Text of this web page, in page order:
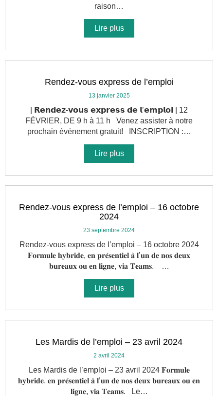
raison…
Lire plus
Rendez-vous express de l’emploi
13 janvier 2025
| 𝗥𝗲𝗻𝗱𝗲𝘇-𝘃𝗼𝘂𝘀 𝗲𝘅𝗽𝗿𝗲𝘀𝘀 𝗱𝗲 𝗹’𝗲𝗺𝗽𝗹𝗼𝗶 | 12
FÉVRIER, DE 9 h à 11 h Venez assister à notre
prochain événement gratuit! INSCRIPTION :…
Lire plus
Rendez-vous express de l’emploi – 16 octobre
2024
23 septembre 2024
Rendez-vous express de l’emploi – 16 octobre 2024
𝐅𝐨𝐫𝐦𝐮𝐥𝐞 𝐡𝐲𝐛𝐫𝐢𝐝𝐞, 𝐞𝐧 𝐩𝐫𝐞́𝐬𝐞𝐧𝐭𝐢𝐞𝐥 𝐚̀ 𝐥’𝐮𝐧 𝐝𝐞 𝐧𝐨𝐬 𝐝𝐞𝐮𝐱
𝐛𝐮𝐫𝐞𝐚𝐮𝐱 𝐨𝐮 𝐞𝐧 𝐥𝐢𝐠𝐧𝐞, 𝐯𝐢𝐚 𝐓𝐞𝐚𝐦𝐬. …
Lire plus
Les Mardis de l’emploi – 23 avril 2024
2 avril 2024
Les Mardis de l’emploi – 23 avril 2024 𝐅𝐨𝐫𝐦𝐮𝐥𝐞
𝐡𝐲𝐛𝐫𝐢𝐝𝐞, 𝐞𝐧 𝐩𝐫𝐞́𝐬𝐞𝐧𝐭𝐢𝐞𝐥 𝐚̀ 𝐥’𝐮𝐧 𝐝𝐞 𝐧𝐨𝐬 𝐝𝐞𝐮𝐱 𝐛𝐮𝐫𝐞𝐚𝐮𝐱 𝐨𝐮 𝐞𝐧
𝐥𝐢𝐠𝐧𝐞, 𝐯𝐢𝐚 𝐓𝐞𝐚𝐦𝐬. Le…